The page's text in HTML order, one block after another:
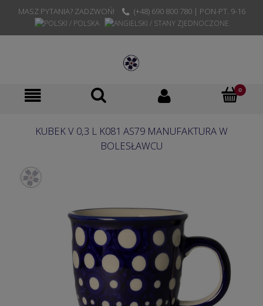
MASZ PYTANIA? ZADZWOŃ! (+48) 690 800 780 | PON-PT. 9-16
KUBEK V 0,3 L K081 AS79 MANUFAKTURA W
BOLESŁAWCU